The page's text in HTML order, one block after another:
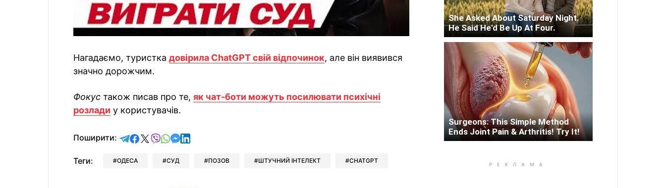
Нагадаємо, туристка довірила ChatGPT свій відпочинок, але він виявився
значно дорожчим.
Фокус також писав про те, як чат-боти можуть посилювати психічні
розлади у користувачів.
Поширити: відправити у Telegram
поділитись у Facebook
поділитись у X
відправити у Viber
відправити у Whatsapp
відправити у Messenger
відправити у LinkedIn
Теги: ОДЕСА СУД ПОЗОВ ШТУЧНИЙ ІНТЕЛЕКТ CHATGPT
She Asked About Saturday Night.
He Said He'd Be Up At Four.
Surgeons: This Simple Method
Ends Joint Pain & Arthritis! Try It!